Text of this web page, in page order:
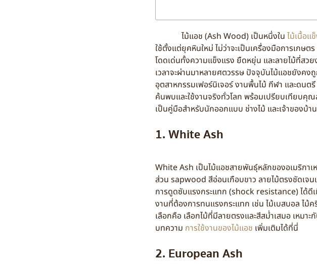
ไม้แอช (Ash Wood) เป็นหนึ่งใน ไม้เนื้อแ
ใช้ตั้งแต่ยุคหินใหม่ ไม่ว่าจะเป็นเครื่องมือการเก
โดดเด่นทั้งความแข็งแรง ยืดหยุ่น และลายไม้ที่สว
เวลาจะผ่านมาหลายศตวรรษ ปัจจุบันไม้แอชยังคงถู
อุตสาหกรรมเฟอร์นิเจอร์ งานพื้นไม้ กีฬา และดน
ค้นพบและใช้งานจริงทั่วโลก พร้อมเปรียบเทียบคุ
เป็นคู่มือสำหรับนักออกแบบ ช่างไม้ และเจ้าของบ้
1. White Ash
White Ash เป็นไม้แอชสายพันธุ์หลักของอเมริกา
ส่วน sapwood สีอ่อนเกือบขาว ลายไม้ตรงชัดเจ
การดูดซับแรงกระแทก (shock resistance) ได้ดี
งานที่ต้องการทนแรงกระแทก เช่น ไม้เบสบอล ไ
เลือกคือ เลือกไม้ที่มีลายตรงและสีสม่ำเสมอ เหม
บทความ การใช้งานของไม้แอช เพิ่มเติมได้ที่นี่
2. European Ash